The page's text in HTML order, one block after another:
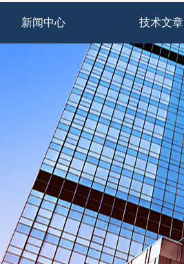
新闻中心 技术文章